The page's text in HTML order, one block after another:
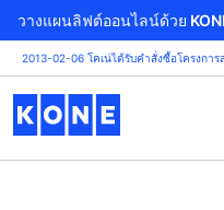
วางแผนลิฟต์ออนไลน์ด้วย
2013-02-06 โคเน่ได้รับคำสั่งซื้อโครงการ